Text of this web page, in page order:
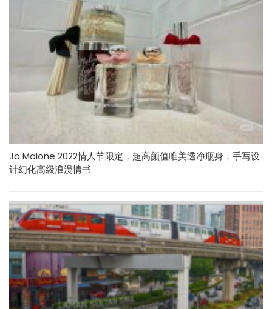
Jo Malone 2022情人节限定，超高颜值唯美透净瓶身，手写设
计幻化高级浪漫情书